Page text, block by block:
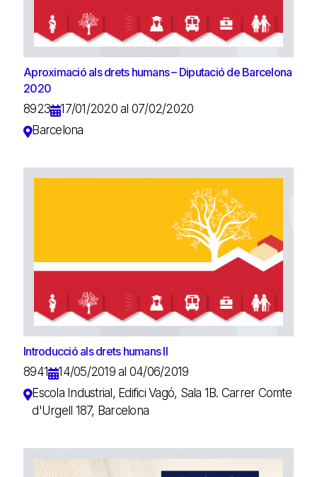
Aproximació als drets humans – Diputació de Barcelona
2020
8923
17/01/2020 al 07/02/2020
Barcelona
Introducció als drets humans II
8941
14/05/2019 al 04/06/2019
Escola Industrial, Edifici Vagó, Sala 1B. Carrer Comte
d'Urgell 187, Barcelona